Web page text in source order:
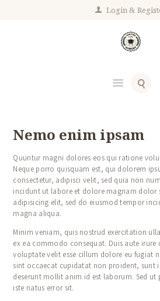
Login
Nemo enim ipsam
Quuntur magni dolores eos qui ratione
Neque porro quisquam est, qui dolorem
consectetur, adipisci velit, sed quia non
incidunt ut labore et dolore magnam dolor
adipisicing elit, sed do eiusmod tempor
magna aliqua.
Minim veniam, quis nostrud exercitation
ex ea commodo consequat. Duis aute irure
voluptate velit esse cillum dolore eu fugiat
sint occaecat cupidatat non proident, sunt
deserunt mollit anim id est laborum. Sed ut
iste natus error sit.